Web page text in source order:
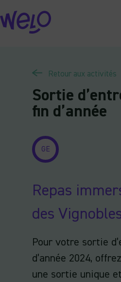
Skip
to
content
Retour aux activités
Sortie
fin d’année
GE
Repas
des
Pour votre sortie
d’année 2024,
une sortie unique